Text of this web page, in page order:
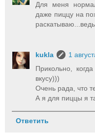
Для меня
даже пиццу на
kukla
1
Прикольно,
вкусу)))
Очень рада, что
А я для пиццы я
Ответить